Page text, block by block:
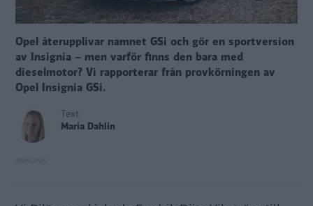
Opel återupplivar namnet GSi och gör en sportversion
av Insignia – men varför finns den bara med
dieselmotor? Vi rapporterar från provkörningen av
Opel Insignia GSi.
Text
Maria Dahlin